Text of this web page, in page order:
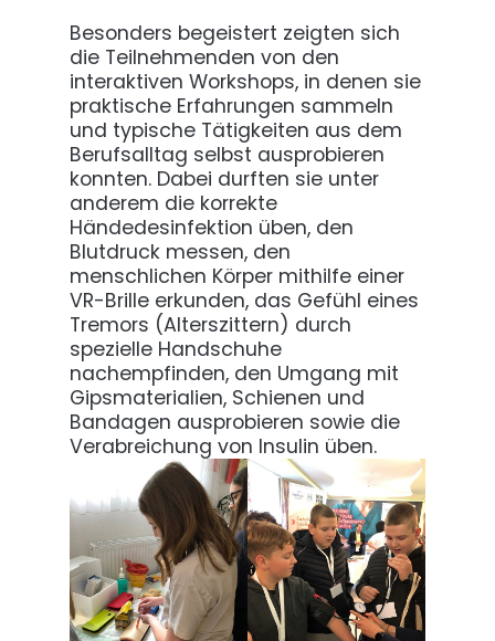
Besonders begeistert zeigten sich
die Teilnehmenden von den
interaktiven Workshops, in denen sie
praktische Erfahrungen sammeln
und typische Tätigkeiten aus dem
Berufsalltag selbst ausprobieren
konnten. Dabei durften sie unter
anderem die korrekte
Händedesinfektion üben, den
Blutdruck messen, den
menschlichen Körper mithilfe einer
VR-Brille erkunden, das Gefühl eines
Tremors (Alterszittern) durch
spezielle Handschuhe
nachempfinden, den Umgang mit
Gipsmaterialien, Schienen und
Bandagen ausprobieren sowie die
Verabreichung von Insulin üben.